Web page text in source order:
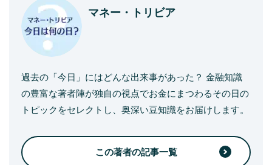
マネー・トリビア
過去の「今日」にはどんな出来事があった？ 金融知識
の豊富な著者陣が独自の視点でお金にまつわるその日の
トピックをセレクトし、奥深い豆知識をお届けします。
この著者の記事一覧